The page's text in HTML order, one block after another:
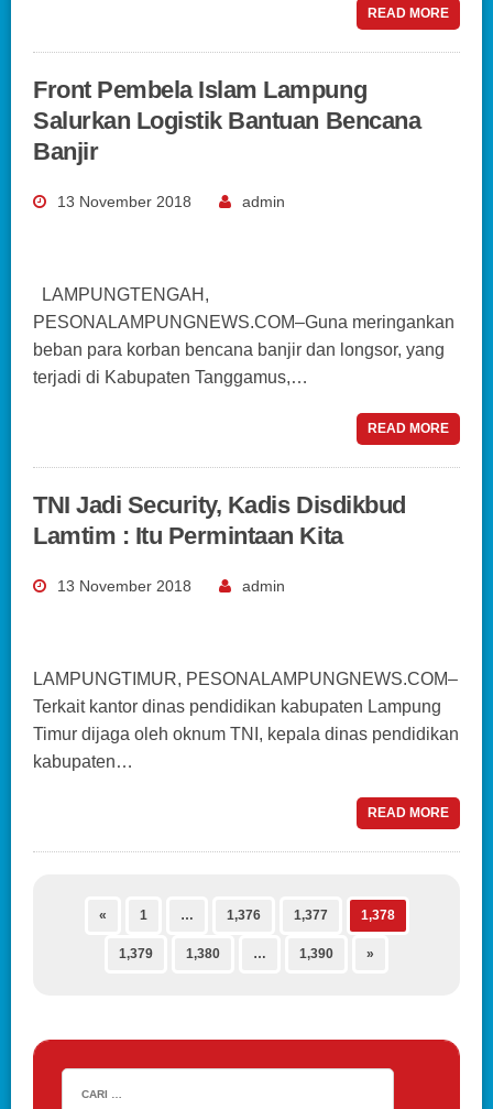
READ MORE
Front Pembela Islam Lampung
Salurkan Logistik Bantuan Bencana
Banjir
13 November 2018 admin
LAMPUNGTENGAH,
PESONALAMPUNGNEWS.COM–Guna meringankan
beban para korban bencana banjir dan longsor, yang
terjadi di Kabupaten Tanggamus,…
READ MORE
TNI Jadi Security, Kadis Disdikbud
Lamtim : Itu Permintaan Kita
13 November 2018 admin
LAMPUNGTIMUR, PESONALAMPUNGNEWS.COM–
Terkait kantor dinas pendidikan kabupaten Lampung
Timur dijaga oleh oknum TNI, kepala dinas pendidikan
kabupaten…
READ MORE
« 1 … 1,376 1,377 1,378
1,379 1,380 … 1,390 »